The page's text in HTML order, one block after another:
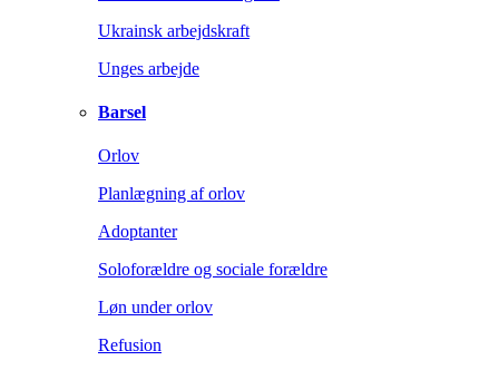
Ukrainsk arbejdskraft
Unges arbejde
Barsel
Orlov
Planlægning af orlov
Adoptanter
Soloforældre og sociale forældre
Løn under orlov
Refusion